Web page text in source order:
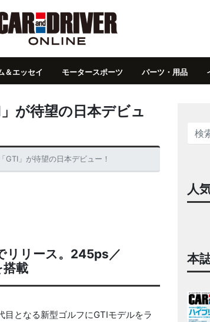
＆エッセイ モータースポーツ パーツ・用品
が待望の日本デビュ
GTI」が待望の日本デビュー！
リリース。245ps／
載
となる新型ゴルフにGTIモデルをラ
人
本